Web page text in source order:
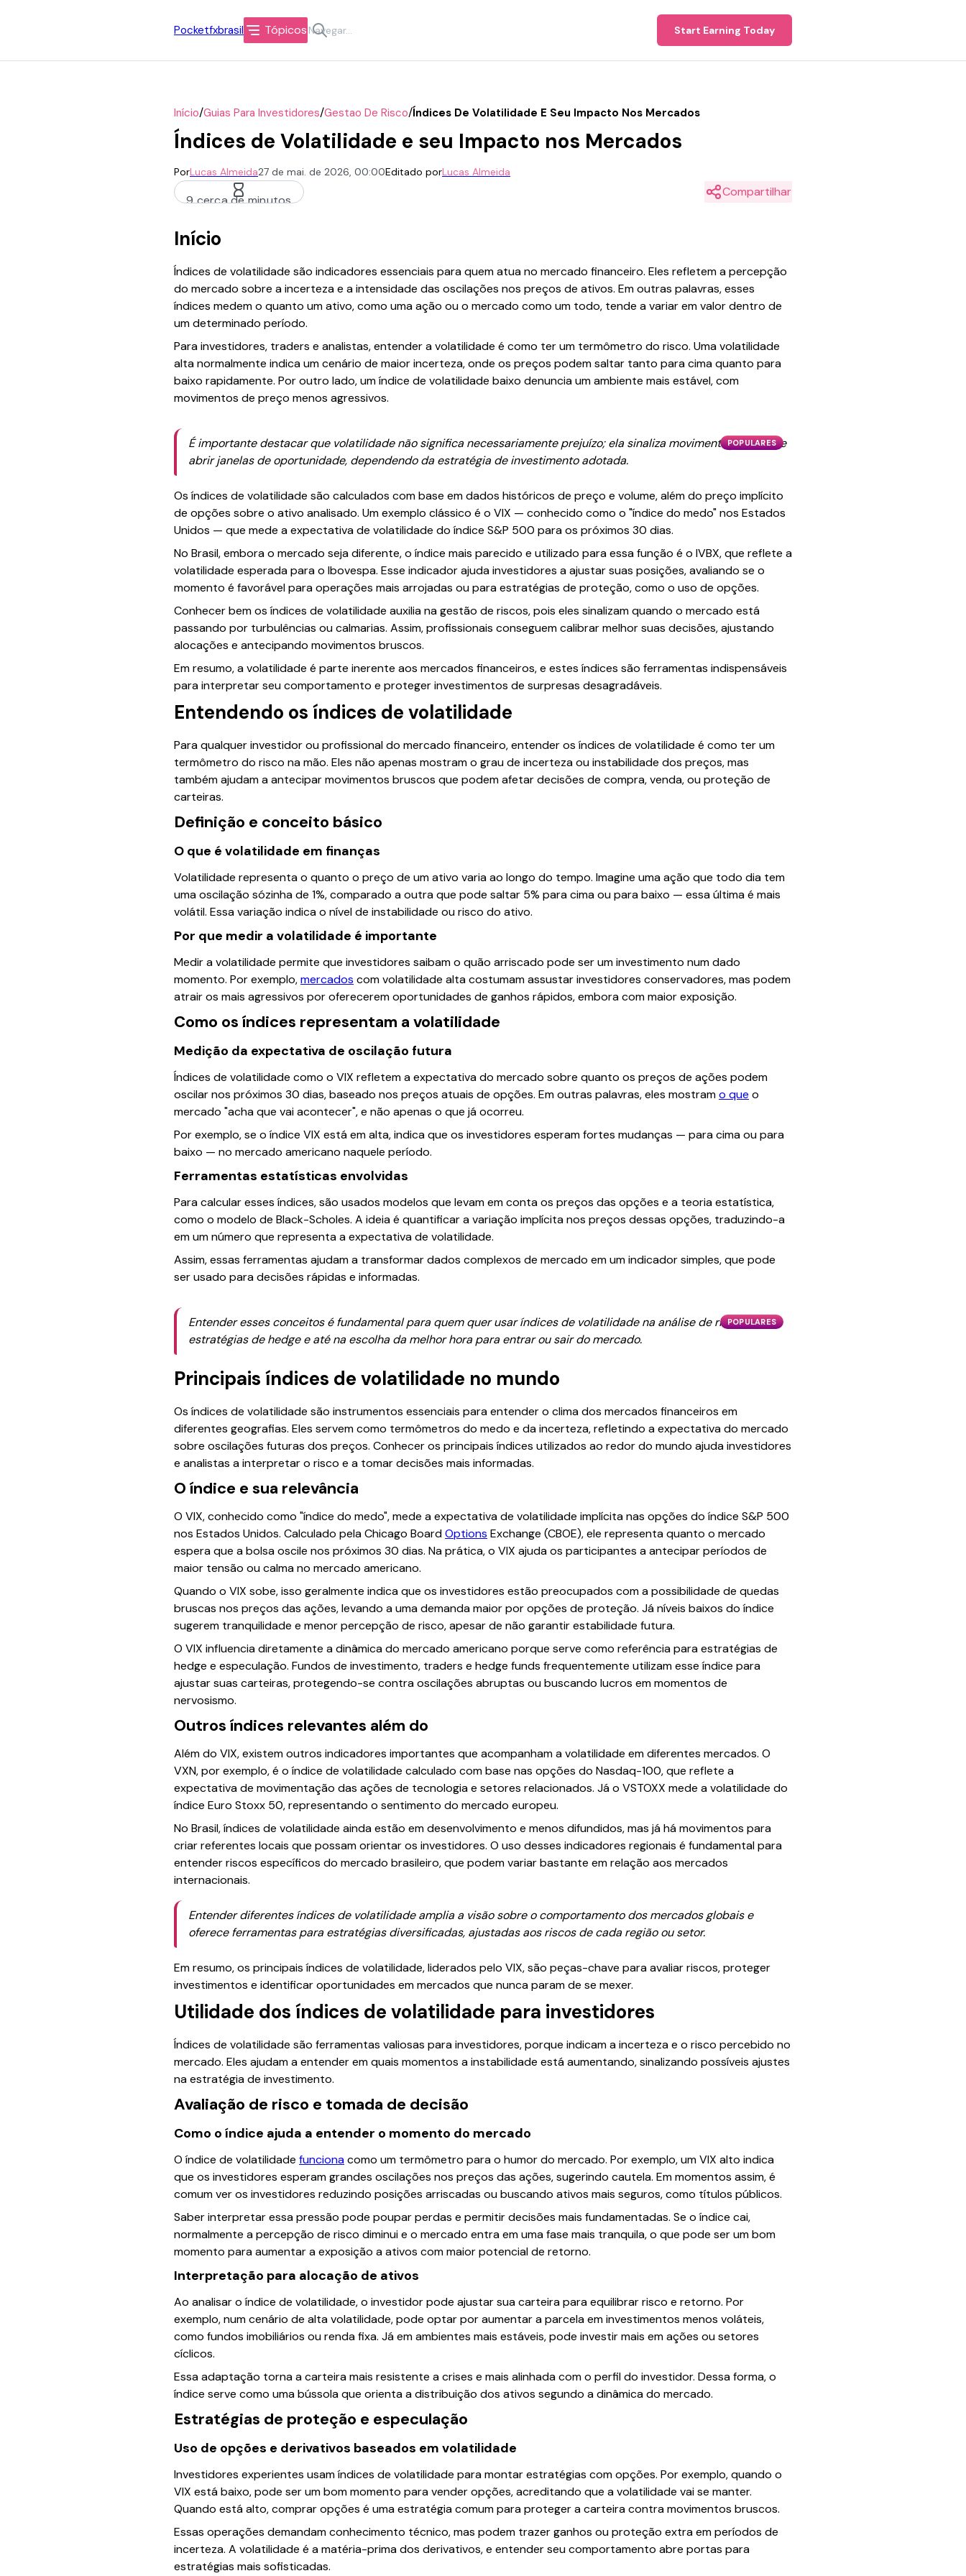
Pocketfxbrasil Tópicos Start Earning Today
Início/Guias Para Investidores/Gestao De Risco/Índices De Volatilidade E Seu Impacto Nos Mercados
Índices de Volatilidade e seu Impacto nos Mercados
PorLucas Almeida27 de mai. de 2026, 00:00Editado porLucas Almeida
9 cerca de minutos
Compartilhar
Início
Índices de volatilidade são indicadores essenciais para quem atua no mercado financeiro. Eles refletem a percepção
do mercado sobre a incerteza e a intensidade das oscilações nos preços de ativos. Em outras palavras, esses
índices medem o quanto um ativo, como uma ação ou o mercado como um todo, tende a variar em valor dentro de
um determinado período.
Para investidores, traders e analistas, entender a volatilidade é como ter um termômetro do risco. Uma volatilidade
alta normalmente indica um cenário de maior incerteza, onde os preços podem saltar tanto para cima quanto para
baixo rapidamente. Por outro lado, um índice de volatilidade baixo denuncia um ambiente mais estável, com
movimentos de preço menos agressivos.
POPULARES
É importante destacar que volatilidade não significa necessariamente prejuízo; ela sinaliza movimentação e pode
abrir janelas de oportunidade, dependendo da estratégia de investimento adotada.
Os índices de volatilidade são calculados com base em dados históricos de preço e volume, além do preço implícito
de opções sobre o ativo analisado. Um exemplo clássico é o VIX — conhecido como o "índice do medo" nos Estados
Unidos — que mede a expectativa de volatilidade do índice S&P 500 para os próximos 30 dias.
No Brasil, embora o mercado seja diferente, o índice mais parecido e utilizado para essa função é o IVBX, que reflete a
volatilidade esperada para o Ibovespa. Esse indicador ajuda investidores a ajustar suas posições, avaliando se o
momento é favorável para operações mais arrojadas ou para estratégias de proteção, como o uso de opções.
Conhecer bem os índices de volatilidade auxilia na gestão de riscos, pois eles sinalizam quando o mercado está
passando por turbulências ou calmarias. Assim, profissionais conseguem calibrar melhor suas decisões, ajustando
alocações e antecipando movimentos bruscos.
Em resumo, a volatilidade é parte inerente aos mercados financeiros, e estes índices são ferramentas indispensáveis
para interpretar seu comportamento e proteger investimentos de surpresas desagradáveis.
Entendendo os índices de volatilidade
Para qualquer investidor ou profissional do mercado financeiro, entender os índices de volatilidade é como ter um
termômetro do risco na mão. Eles não apenas mostram o grau de incerteza ou instabilidade dos preços, mas
também ajudam a antecipar movimentos bruscos que podem afetar decisões de compra, venda, ou proteção de
carteiras.
Definição e conceito básico
O que é volatilidade em finanças
Volatilidade representa o quanto o preço de um ativo varia ao longo do tempo. Imagine uma ação que todo dia tem
uma oscilação sózinha de 1%, comparado a outra que pode saltar 5% para cima ou para baixo — essa última é mais
volátil. Essa variação indica o nível de instabilidade ou risco do ativo.
Por que medir a volatilidade é importante
Medir a volatilidade permite que investidores saibam o quão arriscado pode ser um investimento num dado
momento. Por exemplo,mercados com volatilidade alta costumam assustar investidores conservadores, mas podem
atrair os mais agressivos por oferecerem oportunidades de ganhos rápidos, embora com maior exposição.
Como os índices representam a volatilidade
Medição da expectativa de oscilação futura
Índices de volatilidade como o VIX refletem a expectativa do mercado sobre quanto os preços de ações podem
oscilar nos próximos 30 dias, baseado nos preços atuais de opções. Em outras palavras, eles mostramo que o
mercado "acha que vai acontecer", e não apenas o que já ocorreu.
Por exemplo, se o índice VIX está em alta, indica que os investidores esperam fortes mudanças — para cima ou para
baixo — no mercado americano naquele período.
Ferramentas estatísticas envolvidas
Para calcular esses índices, são usados modelos que levam em conta os preços das opções e a teoria estatística,
como o modelo de Black-Scholes. A ideia é quantificar a variação implícita nos preços dessas opções, traduzindo-a
em um número que representa a expectativa de volatilidade.
Assim, essas ferramentas ajudam a transformar dados complexos de mercado em um indicador simples, que pode
ser usado para decisões rápidas e informadas.
POPULARES
Entender esses conceitos é fundamental para quem quer usar índices de volatilidade na análise de risco,
estratégias de hedge e até na escolha da melhor hora para entrar ou sair do mercado.
Principais índices de volatilidade no mundo
Os índices de volatilidade são instrumentos essenciais para entender o clima dos mercados financeiros em
diferentes geografias. Eles servem como termômetros do medo e da incerteza, refletindo a expectativa do mercado
sobre oscilações futuras dos preços. Conhecer os principais índices utilizados ao redor do mundo ajuda investidores
e analistas a interpretar o risco e a tomar decisões mais informadas.
O índice e sua relevância
O VIX, conhecido como "índice do medo", mede a expectativa de volatilidade implícita nas opções do índice S&P 500
nos Estados Unidos. Calculado pela Chicago BoardOptions Exchange (CBOE), ele representa quanto o mercado
espera que a bolsa oscile nos próximos 30 dias. Na prática, o VIX ajuda os participantes a antecipar períodos de
maior tensão ou calma no mercado americano.
Quando o VIX sobe, isso geralmente indica que os investidores estão preocupados com a possibilidade de quedas
bruscas nos preços das ações, levando a uma demanda maior por opções de proteção. Já níveis baixos do índice
sugerem tranquilidade e menor percepção de risco, apesar de não garantir estabilidade futura.
O VIX influencia diretamente a dinâmica do mercado americano porque serve como referência para estratégias de
hedge e especulação. Fundos de investimento, traders e hedge funds frequentemente utilizam esse índice para
ajustar suas carteiras, protegendo-se contra oscilações abruptas ou buscando lucros em momentos de
nervosismo.
Outros índices relevantes além do
Além do VIX, existem outros indicadores importantes que acompanham a volatilidade em diferentes mercados. O
VXN, por exemplo, é o índice de volatilidade calculado com base nas opções do Nasdaq-100, que reflete a
expectativa de movimentação das ações de tecnologia e setores relacionados. Já o VSTOXX mede a volatilidade do
índice Euro Stoxx 50, representando o sentimento do mercado europeu.
No Brasil, índices de volatilidade ainda estão em desenvolvimento e menos difundidos, mas já há movimentos para
criar referentes locais que possam orientar os investidores. O uso desses indicadores regionais é fundamental para
entender riscos específicos do mercado brasileiro, que podem variar bastante em relação aos mercados
internacionais.
Entender diferentes índices de volatilidade amplia a visão sobre o comportamento dos mercados globais e
oferece ferramentas para estratégias diversificadas, ajustadas aos riscos de cada região ou setor.
Em resumo, os principais índices de volatilidade, liderados pelo VIX, são peças-chave para avaliar riscos, proteger
investimentos e identificar oportunidades em mercados que nunca param de se mexer.
Utilidade dos índices de volatilidade para investidores
Índices de volatilidade são ferramentas valiosas para investidores, porque indicam a incerteza e o risco percebido no
mercado. Eles ajudam a entender em quais momentos a instabilidade está aumentando, sinalizando possíveis ajustes
na estratégia de investimento.
Avaliação de risco e tomada de decisão
Como o índice ajuda a entender o momento do mercado
O índice de volatilidade funcionacomo um termômetro para o humor do mercado. Por exemplo, um VIX alto indica
que os investidores esperam grandes oscilações nos preços das ações, sugerindo cautela. Em momentos assim, é
comum ver os investidores reduzindo posições arriscadas ou buscando ativos mais seguros, como títulos públicos.
Saber interpretar essa pressão pode poupar perdas e permitir decisões mais fundamentadas. Se o índice cai,
normalmente a percepção de risco diminui e o mercado entra em uma fase mais tranquila, o que pode ser um bom
momento para aumentar a exposição a ativos com maior potencial de retorno.
Interpretação para alocação de ativos
Ao analisar o índice de volatilidade, o investidor pode ajustar sua carteira para equilibrar risco e retorno. Por
exemplo, num cenário de alta volatilidade, pode optar por aumentar a parcela em investimentos menos voláteis,
como fundos imobiliários ou renda fixa. Já em ambientes mais estáveis, pode investir mais em ações ou setores
cíclicos.
Essa adaptação torna a carteira mais resistente a crises e mais alinhada com o perfil do investidor. Dessa forma, o
índice serve como uma bússola que orienta a distribuição dos ativos segundo a dinâmica do mercado.
Estratégias de proteção e especulação
Uso de opções e derivativos baseados em volatilidade
Investidores experientes usam índices de volatilidade para montar estratégias com opções. Por exemplo, quando o
VIX está baixo, pode ser um bom momento para vender opções, acreditando que a volatilidade vai se manter.
Quando está alto, comprar opções é uma estratégia comum para proteger a carteira contra movimentos bruscos.
Essas operações demandam conhecimento técnico, mas podem trazer ganhos ou proteção extra em períodos de
incerteza. A volatilidade é a matéria-prima dos derivativos, e entender seu comportamento abre portas para
estratégias mais sofisticadas.